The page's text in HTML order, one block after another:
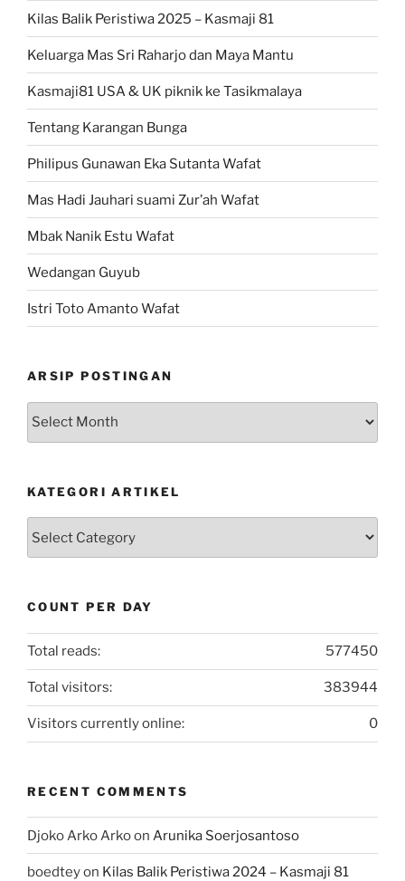
Kilas Balik Peristiwa 2025 – Kasmaji 81
Keluarga Mas Sri Raharjo dan Maya Mantu
Kasmaji81 USA & UK piknik ke Tasikmalaya
Tentang Karangan Bunga
Philipus Gunawan Eka Sutanta Wafat
Mas Hadi Jauhari suami Zur’ah Wafat
Mbak Nanik Estu Wafat
Wedangan Guyub
Istri Toto Amanto Wafat
ARSIP POSTINGAN
Arsip
KATEGORI ARTIKEL
COUNT PER DAY
577450
Total reads:
383944
Total visitors:
0
Visitors currently online:
RECENT COMMENTS
Djoko Arko Arkoon Arunika Soerjosantoso
boedteyon Kilas Balik Peristiwa 2024 – Kasmaji 81